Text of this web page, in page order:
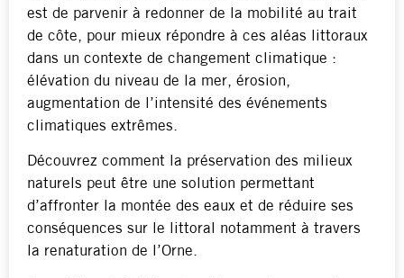
est de parvenir à redonner de la mobilité au trait
de côte, pour mieux répondre à ces aléas littoraux
dans un contexte de changement climatique :
élévation du niveau de la mer, érosion,
augmentation de l’intensité des événements
climatiques extrêmes.
Découvrez comment la préservation des milieux
naturels peut être une solution permettant
d’affronter la montée des eaux et de réduire ses
conséquences sur le littoral notamment à travers
la renaturation de l’Orne.